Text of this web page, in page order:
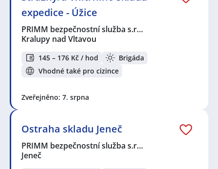
expedice - Úžice
PRIMM bezpečnostní služba s.r…
Kralupy nad Vltavou
145 – 176 Kč / hod
Brigáda
Vhodné také pro cizince
Zveřejněno: 7. srpna
Ostraha skladu Jeneč
PRIMM bezpečnostní služba s.r…
Jeneč